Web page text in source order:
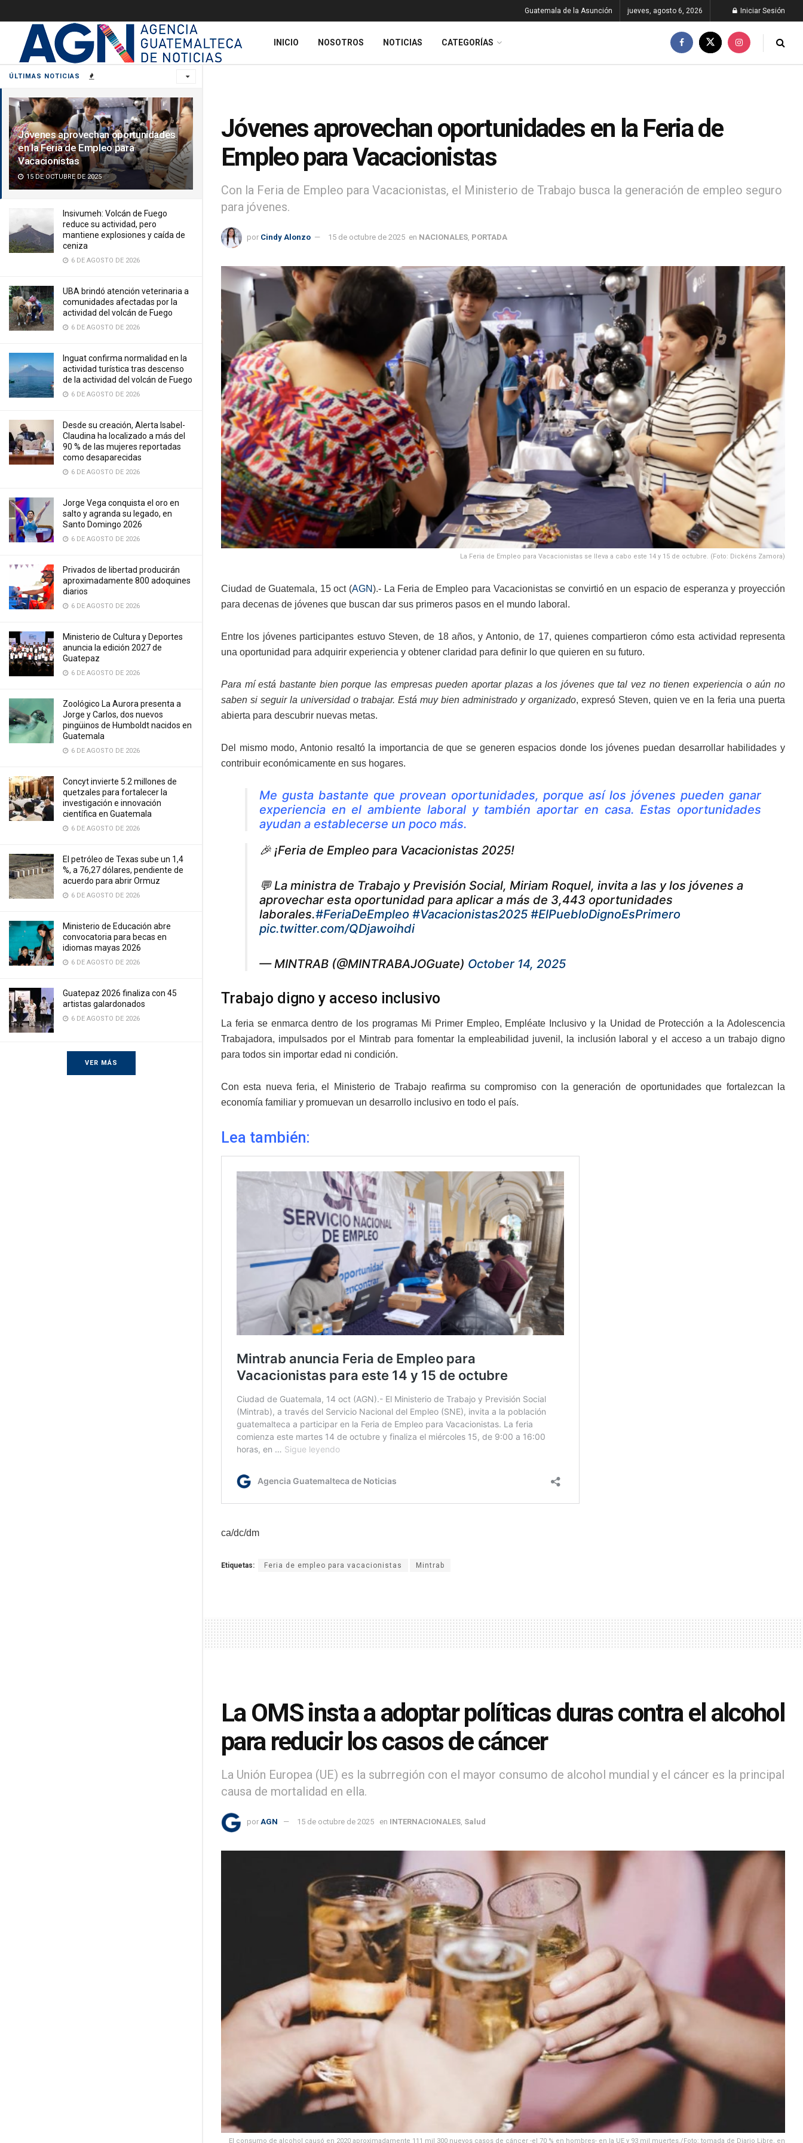
ÚLTIMAS NOTICIAS
Jóvenes aprovechan oportunidades
en la Feria de Empleo para
Vacacionistas
15 DE OCTUBRE DE 2025
Insivumeh: Volcán de Fuego
reduce su actividad, pero
mantiene explosiones y caída de
ceniza
6 DE AGOSTO DE 2026
UBA brindó atención veterinaria a
comunidades afectadas por la
actividad del volcán de Fuego
6 DE AGOSTO DE 2026
Inguat confirma normalidad en la
actividad turística tras descenso
de la actividad del volcán de Fuego
6 DE AGOSTO DE 2026
Desde su creación, Alerta Isabel-
Claudina ha localizado a más del
90 % de las mujeres reportadas
como desaparecidas
6 DE AGOSTO DE 2026
Jorge Vega conquista el oro en
salto y agranda su legado, en
Santo Domingo 2026
6 DE AGOSTO DE 2026
Privados de libertad producirán
aproximadamente 800 adoquines
diarios
6 DE AGOSTO DE 2026
Ministerio de Cultura y Deportes
anuncia la edición 2027 de
Guatepaz
6 DE AGOSTO DE 2026
Zoológico La Aurora presenta a
Jorge y Carlos, dos nuevos
pingüinos de Humboldt nacidos en
Guatemala
6 DE AGOSTO DE 2026
Concyt invierte 5.2 millones de
quetzales para fortalecer la
investigación e innovación
científica en Guatemala
6 DE AGOSTO DE 2026
El petróleo de Texas sube un 1,4
%, a 76,27 dólares, pendiente de
acuerdo para abrir Ormuz
6 DE AGOSTO DE 2026
Ministerio de Educación abre
convocatoria para becas en
idiomas mayas 2026
6 DE AGOSTO DE 2026
Guatepaz 2026 finaliza con 45
artistas galardonados
6 DE AGOSTO DE 2026
VER MÁS
Guatemala de la Asunción jueves, agosto 6, 2026 Iniciar Sesión
INICIO NOSOTROS NOTICIAS CATEGORÍAS
Jóvenes aprovechan oportunidades en la Feria de
Empleo para Vacacionistas
Con la Feria de Empleo para Vacacionistas, el Ministerio de Trabajo busca la generación de empleo seguro
para jóvenes.
por Cindy Alonzo 15 de octubre de 2025 en NACIONALES PORTADA
La Feria de Empleo para Vacacionistas se lleva a cabo este 14 y 15 de octubre. (Foto: Dickéns Zamora)
Ciudad de Guatemala, 15 oct (AGN).- La Feria de Empleo para Vacacionistas se convirtió en un espacio de esperanza y proyección
para decenas de jóvenes que buscan dar sus primeros pasos en el mundo laboral.
Entre los jóvenes participantes estuvo Steven, de 18 años, y Antonio, de 17, quienes compartieron cómo esta actividad representa
una oportunidad para adquirir experiencia y obtener claridad para definir lo que quieren en su futuro.
Para mí está bastante bien porque las empresas pueden aportar plazas a los jóvenes que tal vez no tienen experiencia o aún no
saben si seguir la universidad o trabajar. Está muy bien administrado y organizado, expresó Steven, quien ve en la feria una puerta
abierta para descubrir nuevas metas.
Del mismo modo, Antonio resaltó la importancia de que se generen espacios donde los jóvenes puedan desarrollar habilidades y
contribuir económicamente en sus hogares.
Me gusta bastante que provean oportunidades, porque así los jóvenes pueden ganar
experiencia en el ambiente laboral y también aportar en casa. Estas oportunidades
ayudan a establecerse un poco más.
🎉 ¡Feria de Empleo para Vacacionistas 2025!
💬 La ministra de Trabajo y Previsión Social, Miriam Roquel, invita a las y los jóvenes a
aprovechar esta oportunidad para aplicar a más de 3,443 oportunidades
laborales.#FeriaDeEmpleo #Vacacionistas2025 #ElPuebloDignoEsPrimero
pic.twitter.com/QDjawoihdi
— MINTRAB (@MINTRABAJOGuate) October 14, 2025
Trabajo digno y acceso inclusivo
La feria se enmarca dentro de los programas Mi Primer Empleo, Empléate Inclusivo y la Unidad de Protección a la Adolescencia
Trabajadora, impulsados por el Mintrab para fomentar la empleabilidad juvenil, la inclusión laboral y el acceso a un trabajo digno
para todos sin importar edad ni condición.
Con esta nueva feria, el Ministerio de Trabajo reafirma su compromiso con la generación de oportunidades que fortalezcan la
economía familiar y promuevan un desarrollo inclusivo en todo el país.
Lea también:
ca/dc/dm
Etiquetas: Feria de empleo para vacacionistas Mintrab
La OMS insta a adoptar políticas duras contra el alcohol
para reducir los casos de cáncer
La Unión Europea (UE) es la subrregión con el mayor consumo de alcohol mundial y el cáncer es la principal
causa de mortalidad en ella.
por AGN 15 de octubre de 2025 en INTERNACIONALES Salud
El consumo de alcohol causó en 2020 aproximadamente 111 mil 300 nuevos casos de cáncer -el 70 % en hombres- en la UE y 93 mil muertes./Foto: tomada de Diario Libre, en